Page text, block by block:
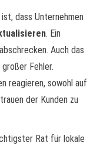
dass Unternehmen
. Ein
Auch das
Fehler.
reagieren, sowohl auf
der Kunden zu
Rat für lokale